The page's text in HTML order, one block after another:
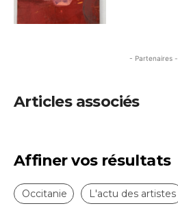
- Partenaires -
Articles associés
Affiner vos résultats
Occitanie L'actu des artistes